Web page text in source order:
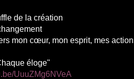
de la création
mon cœur, mon esprit, mes
éloge"
UuuZMg6NVeA